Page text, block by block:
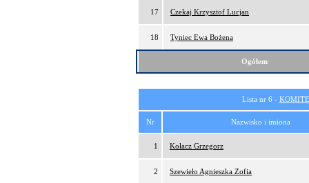
17 Czekaj Krzysztof Lucjan
18 Tyniec Ewa Bożena
Ogółem
Lista nr 6 -
Nr Nazwisko i imiona
1 Kołacz Grzegorz
2 Szewieło Agnieszka Zofia